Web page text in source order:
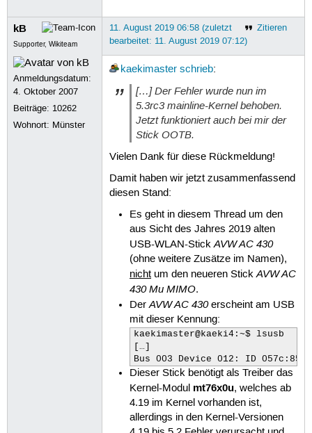
kB
Supporter, Wikiteam
Anmeldungsdatum:
4. Oktober 2007
Beiträge: 10262
Wohnort: Münster
Zitieren
11. August 2019 06:58 (zuletzt
bearbeitet: 11. August 2019 07:12)
kaekimaster schrieb:
[…] Der Fehler wurde nun im
5.3rc3 mainline-Kernel behoben.
Jetzt funktioniert auch bei mir der
Stick OOTB.
Vielen Dank für diese Rückmeldung!
Damit haben wir jetzt zusammenfassend
diesen Stand:
Es geht in diesem Thread um den
aus Sicht des Jahres 2019 alten
USB-WLAN-StickAVW AC 430
(ohne weitere Zusätze im Namen),
nicht um den neueren StickAVW AC
430 Mu MIMO.
DerAVW AC 430erscheint am USB
mit dieser Kennung:
kaekimaster@kaeki4:~$ lsusb
[…]
Bus 003 Device 012: ID 057c:8502
Dieser Stick benötigt als Treiber das
Kernel-Modul mt76x0u, welches ab
4.19 im Kernel vorhanden ist,
allerdings in den Kernel-Versionen